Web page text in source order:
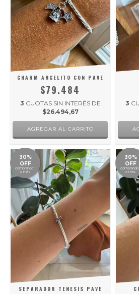
CHARM ANGELITO CON PAVE
$79.484
3 CUOTAS SIN INTERÉS DE
$26.494,67
3
30%
OFF
comprando 1
o más
SEPARADOR TENESIS PAVE
30%
OFF
comprando
o más